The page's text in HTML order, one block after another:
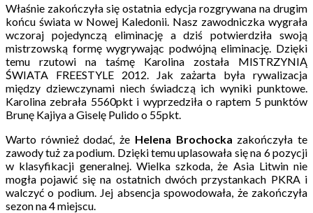
Właśnie zakończyła się ostatnia edycja rozgrywana na drugim
końcu świata w Nowej Kaledonii. Nasz zawodniczka wygrała
wczoraj pojedynczą eliminację a dziś potwierdziła swoją
mistrzowską formę wygrywając podwójną eliminację. Dzięki
temu rzutowi na taśmę Karolina została MISTRZYNIĄ
ŚWIATA FREESTYLE 2012. Jak zażarta była rywalizacja
między dziewczynami niech świadczą ich wyniki punktowe.
Karolina zebrała 5560pkt i wyprzedziła o raptem 5 punktów
Brunę Kajiya a Giselę Pulido o 55pkt.
Warto również dodać, że Helena Brochocka zakończyła te
zawody tuż za podium. Dzięki temu uplasowała się na 6 pozycji
w klasyfikacji generalnej. Wielka szkoda, że Asia Litwin nie
mogła pojawić się na ostatnich dwóch przystankach PKRA i
walczyć o podium. Jej absencja spowodowała, że zakończyła
sezon na 4 miejscu.